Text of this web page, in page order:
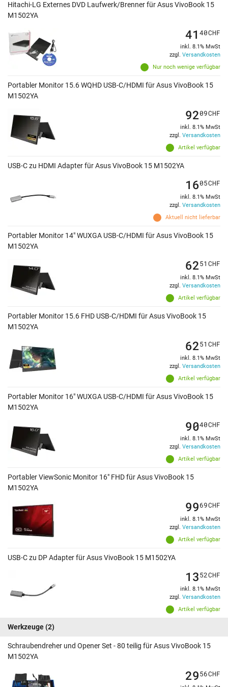
Hitachi-LG Externes DVD Laufwerk/Brenner für Asus VivoBook 15
M1502YA
Nur noch wenige verfügbar
41 40CHF
inkl. 8.1% MwSt
zzgl. Versandkosten
Portabler Monitor 15.6 WQHD USB-C/HDMI für Asus VivoBook 15
M1502YA
Artikel verfügbar
9209CHF
inkl. 8.1% MwSt
zzgl. Versandkosten
USB-C zu HDMI Adapter für Asus VivoBook 15 M1502YA
Aktuell nicht lieferbar
1605CHF
inkl. 8.1% MwSt
zzgl. Versandkosten
Portabler Monitor 14" WUXGA USB-C/HDMI für Asus VivoBook 15
M1502YA
Artikel verfügbar
6251 CHF
inkl. 8.1% MwSt
zzgl. Versandkosten
Portabler Monitor 15.6 FHD USB-C/HDMI für Asus VivoBook 15
M1502YA
Artikel verfügbar
6251 CHF
inkl. 8.1% MwSt
zzgl. Versandkosten
Portabler Monitor 16" WUXGA USB-C/HDMI für Asus VivoBook 15
M1502YA
Artikel verfügbar
9040CHF
inkl. 8.1% MwSt
zzgl. Versandkosten
Portabler ViewSonic Monitor 16" FHD für Asus VivoBook 15
M1502YA
Artikel verfügbar
9969CHF
inkl. 8.1% MwSt
zzgl. Versandkosten
USB-C zu DP Adapter für Asus VivoBook 15 M1502YA
Artikel verfügbar
1352CHF
inkl. 8.1% MwSt
zzgl. Versandkosten
Werkzeuge(2)
Schraubendreher und Opener Set - 80 teilig für Asus VivoBook 15
M1502YA
2956CHF